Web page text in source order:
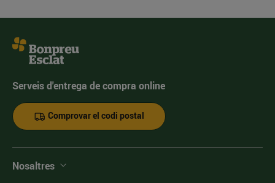
Serveis d'entrega de compra online
Comprovar el codi postal
Nosaltres